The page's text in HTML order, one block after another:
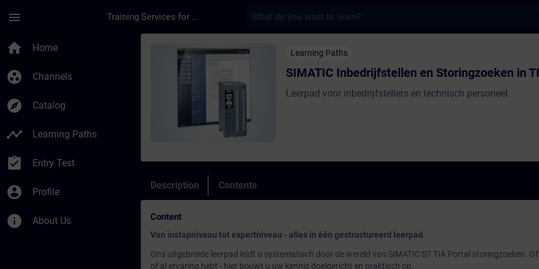
menu Training Services for Digital Industries
home Home
group_work Channels
explore Catalog
timeline Learning Paths
assignment_turned_in Entry Test
account_circle Profile
info About Us
Learning Paths
SIMATIC Inbedrijfstellen en Storingzoeken in
Leerpad voor inbedrijfstellers en technisch personeel.
Description Contents
Content
Van instapniveau tot expertniveau - alles in één gestructureerd leerpad.
Ons uitgebreide leerpad leidt u systematisch door de wereld van SIMATIC S7 TIA Portal storingzoeken.
of al ervaring hebt - hier bouwt u uw kennis doelgericht en praktisch op.